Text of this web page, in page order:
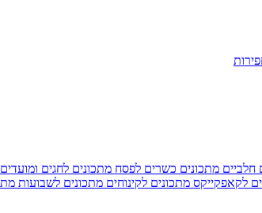
חלביים מתכונים כשרים לפסח מתכונים לחגים ומועדים
לקאפקייקס מתכונים לקינוחים מתכונים לשבועות